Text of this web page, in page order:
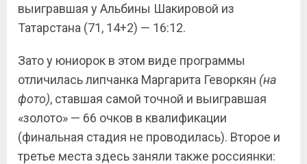
выигравшая у Альбины Шакировой из
Татарстана (71, 14+2) — 16:12.
Зато у юниорок в этом виде программы
отличилась липчанка Маргарита Геворкян (на
фото), ставшая самой точной и выигравшая
«золото» — 66 очков в квалификации
(финальная стадия не проводилась). Второе и
третье места здесь заняли также россиянки: